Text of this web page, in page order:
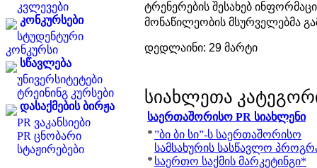
კვლევები
კონკურსები
სტუდენტური
კონკურსი
სწავლება
უნივერსიტეტები
ტრეინინგ კურსები
დასაქმების ბირჟა
PR ვაკანსიები
PR ცნობარი
სტაჟირებები
ტრენერების შესახებ
მონაწილეობის მსურველებმა
დედლაინი: 29 მარტი
სიახლეთა
საერთაშორისო PR სიახლენი
*”ბი ბი სი”-ს საერთაშორისო
სამსახურის სასწავლო
* საერთო საქმის მარკეტინგი*